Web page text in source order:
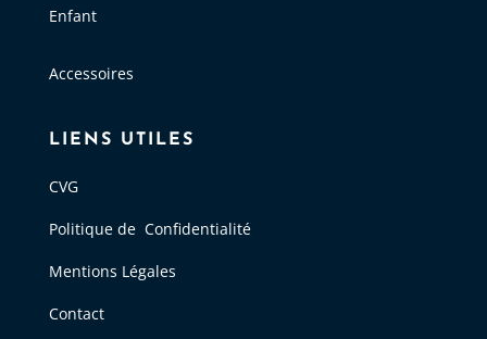
Enfant
Accessoires
LIENS UTILES
CVG
Politique de Confidentialité
Mentions Légales
Contact